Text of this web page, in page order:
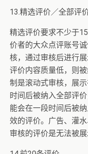
13.精选评价／全部评
精选评价要求不少于
价者的大众点评账号
核，通过审核后进行
评价内容质量低，则
制是滚动式审核，展
时间后被纳入全部评
能会在一段时间后被
效的评价。广告、灌
审核的评价是无法被